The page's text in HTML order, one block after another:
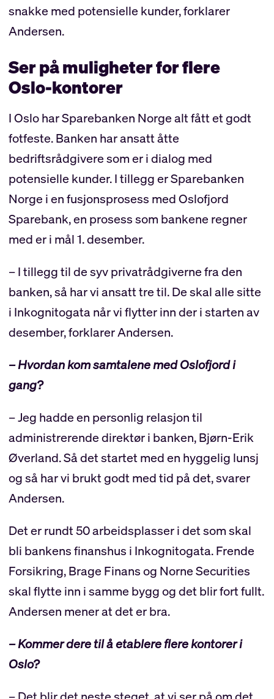
snakke med potensielle kunder, forklarer
Andersen.
Ser på muligheter for flere
Oslo-kontorer
I Oslo har Sparebanken Norge alt fått et godt
fotfeste. Banken har ansatt åtte
bedriftsrådgivere som er i dialog med
potensielle kunder. I tillegg er Sparebanken
Norge i en fusjonsprosess med Oslofjord
Sparebank, en prosess som bankene regner
med er i mål 1. desember.
– I tillegg til de syv privatrådgiverne fra den
banken, så har vi ansatt tre til. De skal alle sitte
i Inkognitogata når vi flytter inn der i starten av
desember, forklarer Andersen.
– Hvordan kom samtalene med Oslofjord i
gang?
– Jeg hadde en personlig relasjon til
administrerende direktør i banken, Bjørn-Erik
Øverland. Så det startet med en hyggelig lunsj
og så har vi brukt godt med tid på det, svarer
Andersen.
Det er rundt 50 arbeidsplasser i det som skal
bli bankens finanshus i Inkognitogata. Frende
Forsikring, Brage Finans og Norne Securities
skal flytte inn i samme bygg og det blir fort fullt.
Andersen mener at det er bra.
– Kommer dere til å etablere flere kontorer i
Oslo?